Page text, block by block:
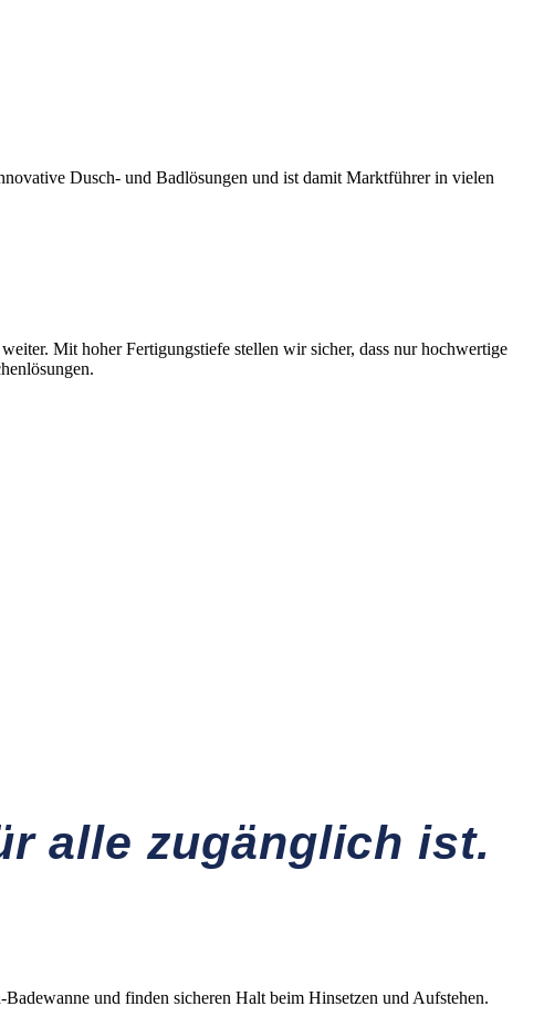
Dusch- und Badlösungen und ist damit Marktführer in vielen
Mit hoher Fertigungstiefe stellen wir sicher, dass nur hochwertige
alle zugänglich ist.
und finden sicheren Halt beim Hinsetzen und Aufstehen.